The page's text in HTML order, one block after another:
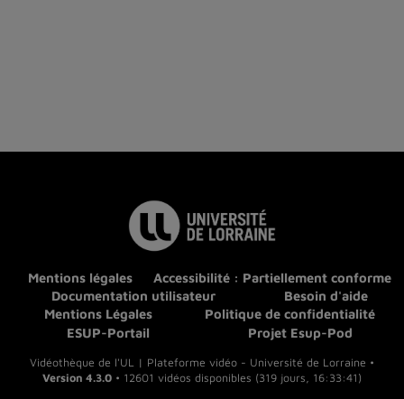
Mentions légales
Accessibilité : Partiellement conforme
Documentation utilisateur
Besoin d'aide
Mentions Légales
Politique de confidentialité
ESUP-Portail
Projet Esup-Pod
Vidéothèque de l'UL | Plateforme vidéo - Université de Lorraine •
Version 4.3.0 • 12601 vidéos disponibles (319 jours, 16:33:41)